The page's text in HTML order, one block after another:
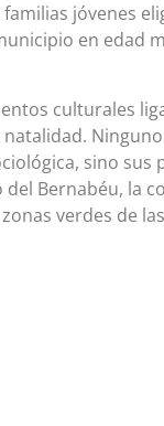
jóvenes
en edad
culturales
sino
Bernabéu, la
verdes de